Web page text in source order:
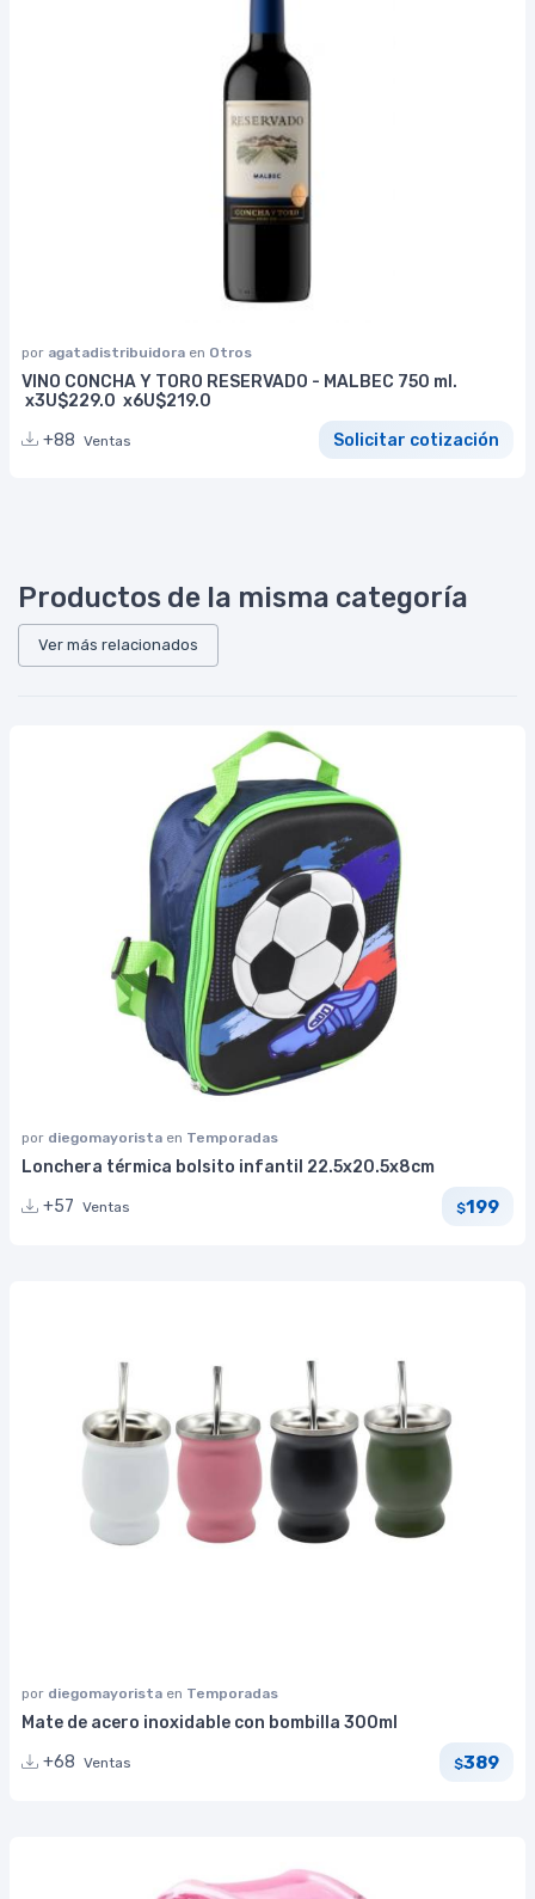
por agatadistribuidora en Otros
VINO CONCHA Y TORO RESERVADO - MALBEC 750 ml.
x3U$229.0 x6U$219.0
+88 Ventas Solicitar cotización
Productos de la misma categoría
Ver más relacionados
por diegomayorista en Temporadas
Lonchera térmica bolsito infantil 22.5x20.5x8cm
+57 Ventas $199
por diegomayorista en Temporadas
Mate de acero inoxidable con bombilla 300ml
+68 Ventas $389